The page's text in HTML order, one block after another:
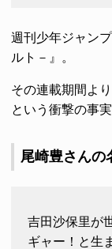
週刊少年ジャン
ルト－』。
その連載期間よ
という衝撃の事実
尾崎豊さんの
吉田沙保里が
ギャー！と生